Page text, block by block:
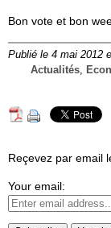
Bon vote et bon
Publié le 4 mai 2012
Actualités,
Reçevez par email
Your email: